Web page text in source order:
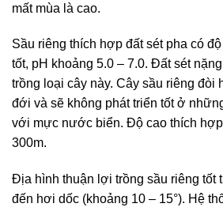
mất mùa là cao.
Sầu riêng thích hợp đất sét pha có
tốt, pH khoảng 5.0 – 7.0. Đất sét
trồng loại cây này. Cây sầu riêng đòi
đới và sẽ không phát triển tốt ở
với mực nước biển. Độ cao thích
300m.
Địa hình thuận lợi trồng sầu riêng tốt
đến hơi dốc (khoảng 10 – 15°). Hệ